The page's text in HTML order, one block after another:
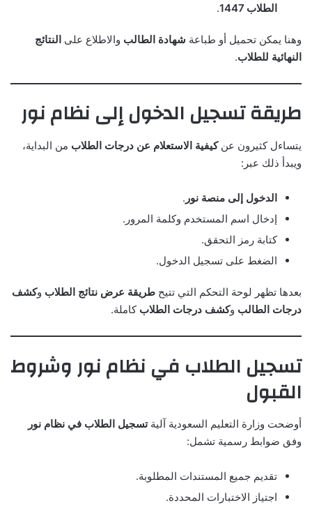
الطلاب 1447
.
وهنا يمكن تحميل أو طباعة شهادة الطالب والاطلاع على النتائج
النهائية للطلاب.
طريقة تسجيل الدخول إلى نظام نور
يتساءل كثيرون عنكيفية الاستعلام عن درجات الطلاب من البداية،
ويبدأ ذلك عبر:
الدخول إلى منصة نور .
إدخال اسم المستخدم وكلمة المرور.
كتابة رمز التحقق.
الضغط على تسجيل الدخول.
بعدها تظهر لوحة التحكم التي تتيح طريقة عرض نتائج الطلاب وكشف
درجات الطالب وكشف درجات الطلاب كاملة.
تسجيل الطلاب في نظام نور وشروط
القبول
أوضحت وزارة التعليم السعودية آليةتسجيل الطلاب في نظام نور
وفق ضوابط رسمية تشمل:
تقديم جميع المستندات المطلوبة.
اجتياز الاختبارات المحددة.